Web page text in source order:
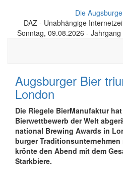
Die
DAZ - Unabhängige
Sonntag, 09.08.2026 -
Augsburger Bier
London
Die Riegele BierManufaktur
Bier­wett­bewerb der Welt
national Brewing Awards in
burger Tradi­tions­unter­nehmen
krönte den Abend mit dem
Starkbiere.